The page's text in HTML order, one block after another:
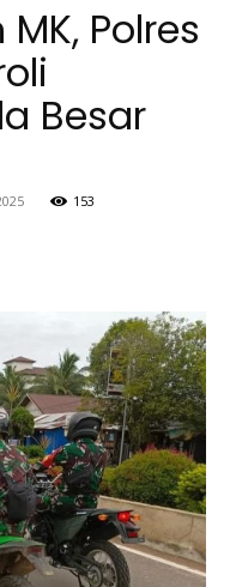
Polres
Besar
153